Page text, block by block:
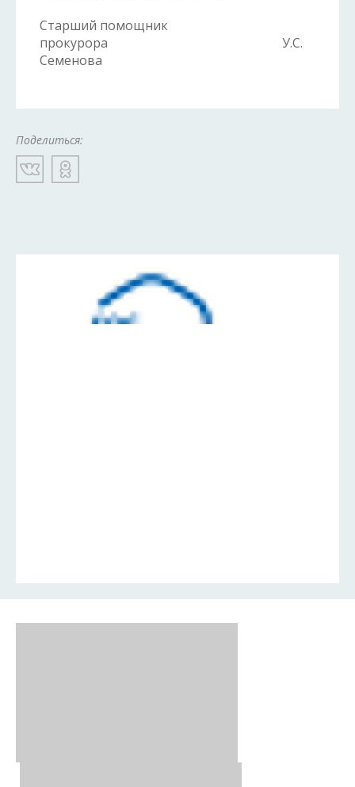
Старший помощник
прокурора У.С.
Семенова
Поделиться: